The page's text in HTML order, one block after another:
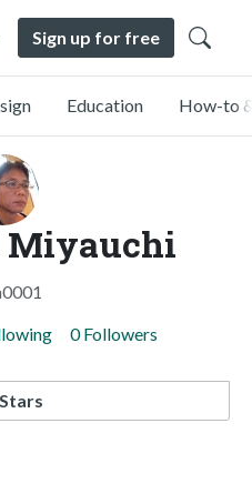
Sign up for free
Education How-to
0 Followers